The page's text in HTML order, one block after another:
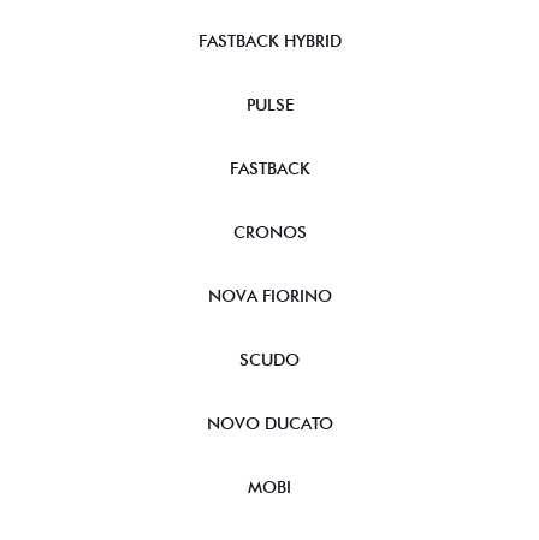
FASTBACK HYBRID
PULSE
FASTBACK
CRONOS
NOVA FIORINO
SCUDO
NOVO DUCATO
MOBI